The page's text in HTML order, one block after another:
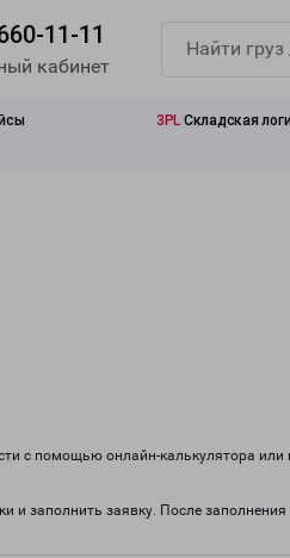
11-11
кабинет
3PL Складская
с помощью онлайн-калькулятора или
и заполнить заявку. После